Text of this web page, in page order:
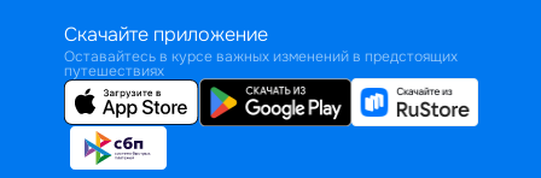
Скачайте приложение
Оставайтесь в курсе важных изменений в предстоящих
путешествиях